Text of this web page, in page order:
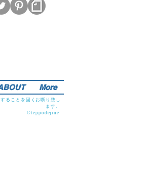
More
ることを固くお断り致し
ます。
©teppodejine